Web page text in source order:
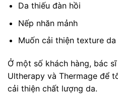
Da thiếu đàn hồi
Nếp nhăn mảnh
Muốn cải thiện texture da
Ở một số khách hàng, bác
Ultherapy và Thermage để
cải thiện chất lượng da.